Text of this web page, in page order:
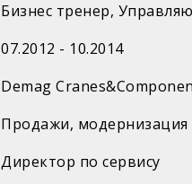
Бизнес тренер,
07.​2012 - 10.2014
Demag
Продажи, модернизация
Директор по сервису